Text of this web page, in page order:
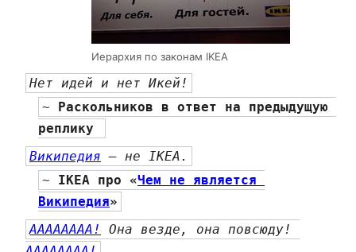
Иерархия по законам IKEA
Нет идей и нет Икей!
~ Раскольников в ответ на предыдущую
реплику
Википедия — не IKEA.
~ IKEA про «Чем не является
Википедия»
АААААААА!